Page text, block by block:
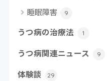
睡眠障害 9
うつ病の治療法 1
うつ病関連ニュース 9
体験談 29